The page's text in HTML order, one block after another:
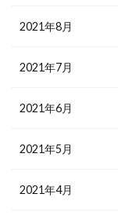
2021年8月
2021年7月
2021年6月
2021年5月
2021年4月